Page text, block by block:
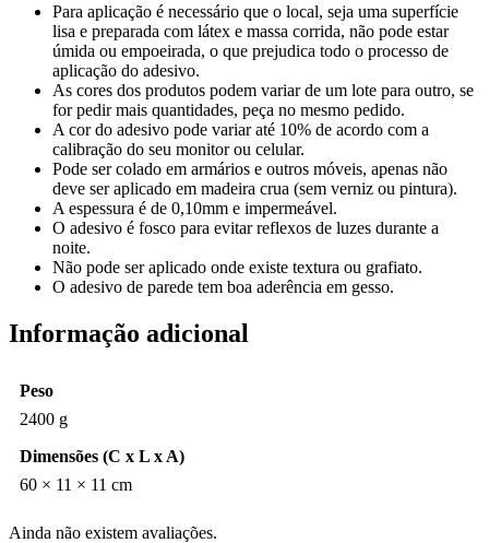
Para aplicação é necessário que o local, seja uma superfície
lisa e preparada com látex e massa corrida, não pode estar
úmida ou empoeirada, o que prejudica todo o processo de
aplicação do adesivo.
As cores dos produtos podem variar de um lote para outro, se
for pedir mais quantidades, peça no mesmo pedido.
A cor do adesivo pode variar até 10% de acordo com a
calibração do seu monitor ou celular.
Pode ser colado em armários e outros móveis, apenas não
deve ser aplicado em madeira crua (sem verniz ou pintura).
A espessura é de 0,10mm e impermeável.
O adesivo é fosco para evitar reflexos de luzes durante a
noite.
Não pode ser aplicado onde existe textura ou grafiato.
O adesivo de parede tem boa aderência em gesso.
Informação adicional
Peso
2400 g
Dimensões (C x L x A)
60 × 11 × 11 cm
Ainda não existem avaliações.